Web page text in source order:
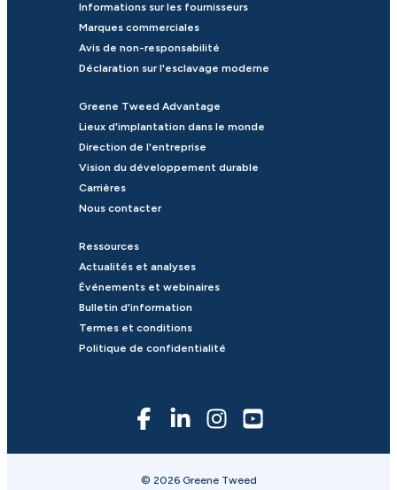
Informations sur les fournisseurs
Marques commerciales
Avis de non-responsabilité
Déclaration sur l'esclavage moderne
Greene Tweed Advantage
Lieux d'implantation dans le monde
Direction de l'entreprise
Vision du développement durable
Carrières
Nous contacter
Ressources
Actualités et analyses
Événements et webinaires
Bulletin d'information
Termes et conditions
Politique de confidentialité
© 2026 Greene Tweed